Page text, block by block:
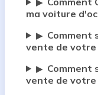
▶
ma voiture
▶ Comment
vente de votre
▶ Comment
vente de votre